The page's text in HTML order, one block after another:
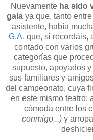
Nuevamenteha sido
gala ya que, tanto
asistente, había
G.A. que, si recordáis,
contado con varios
categorías que
supuesto, apoyados
sus familiares y
del campeonato, cuya
en este mismo teatro;
cómoda entre los
conmigo...) y